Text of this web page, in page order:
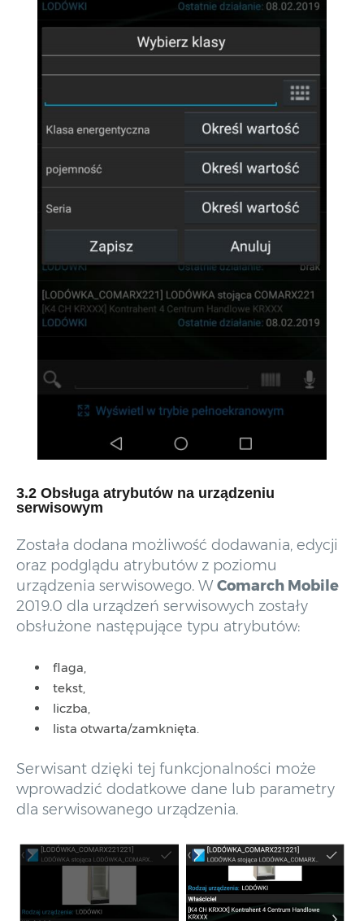
3.2 Obsługa atrybutów na urządzeniu
serwisowym
Została dodana możliwość dodawania, edycji
oraz podglądu atrybutów z poziomu
urządzenia serwisowego. WComarch Mobile
2019.0 dla urządzeń serwisowych zostały
obsłużone następujące typu atrybutów:
flaga,
tekst,
liczba,
lista otwarta/zamknięta.
Serwisant dzięki tej funkcjonalności może
wprowadzić dodatkowe dane lub parametry
dla serwisowanego urządzenia.